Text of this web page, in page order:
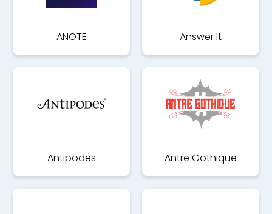
ANOTE Answer It
Antipodes Antre Gothique